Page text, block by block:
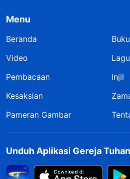
Menu
Beranda
Buku
Video
Pembacaan
Injil
Kesaksian
Pameran Gambar
Unduh Aplikasi Gereja